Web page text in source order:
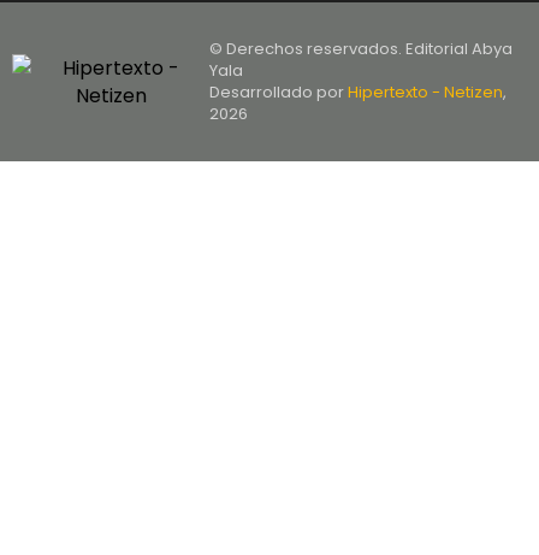
© Derechos reservados. Editorial Abya
Yala
Desarrollado porHipertexto - Netizen,
2026